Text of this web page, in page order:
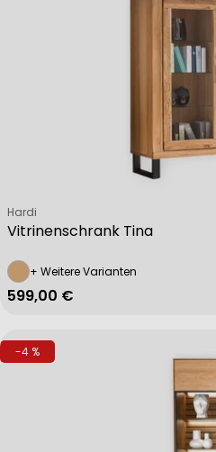
Vitrinenschrank Tina
Verkäufer:
Hardi
+ Weitere Varianten
Regulärer Preis
599,00 €
-4 %